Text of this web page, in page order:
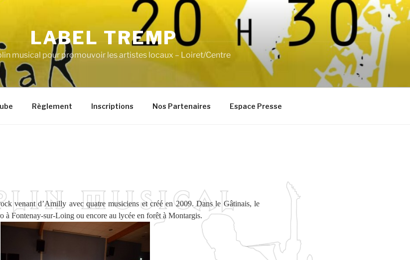
LABEL TREMP
musical pour promouvoir les artistes locaux – Loiret/Centre
Règlement Inscriptions Nos Partenaires Espace Presse
venant d’Amilly avec quatre musiciens et créé en 2009. Dans le Gâtinais, le
à Fontenay-sur-Loing ou encore au lycée en forêt à Montargis.